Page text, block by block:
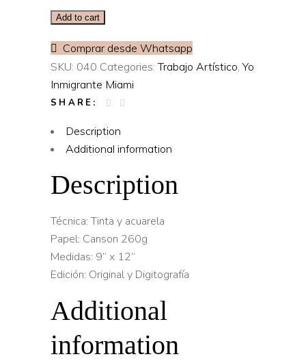
Add to cart
Comprar desde Whatsapp
SKU: 040 Categories:Trabajo Artístico ,Yo
Inmigrante Miami
SHARE:
Description
Additional information
Description
Técnica: Tinta y acuarela
Papel: Canson 260g
Medidas: 9” x 12”
Edición: Original y Digitografía
Additional
information